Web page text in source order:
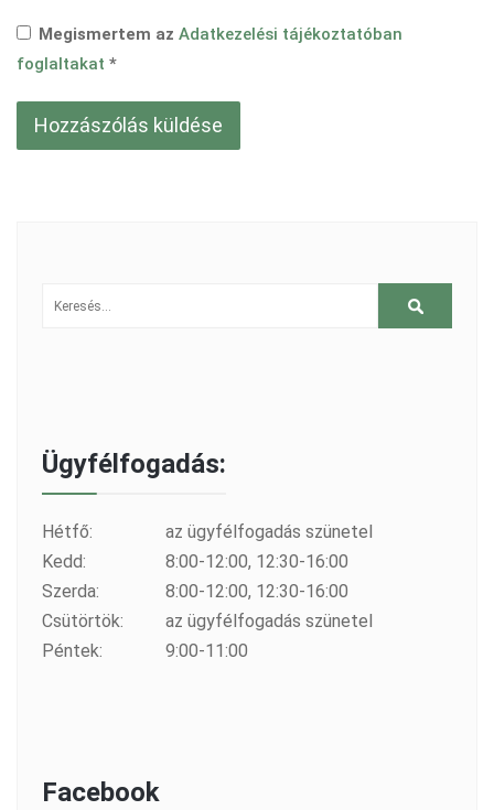
Megismertem az Adatkezelési tájékoztatóban
foglaltakat *
Ügyfélfogadás:
Hétfő:
az ügyfélfogadás szünetel
Kedd:
8:00-12:00, 12:30-16:00
Szerda:
8:00-12:00, 12:30-16:00
Csütörtök:
az ügyfélfogadás szünetel
Péntek:
9:00-11:00
Facebook